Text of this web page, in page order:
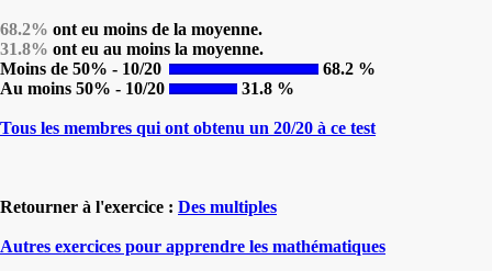
68.2% ont eu moins de la moyenne.
31.8% ont eu au moins la moyenne.
Moins de 50% - 10/20
68.2 %
Au moins 50% - 10/20
31.8 %
Tous les membres qui ont obtenu un 20/20 à ce test
Retourner à l'exercice : Des multiples
Autres exercices pour apprendre les mathématiques